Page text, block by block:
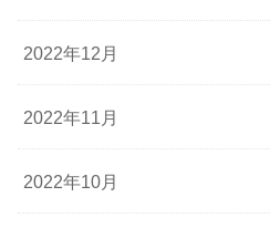
2022年12月
2022年11月
2022年10月